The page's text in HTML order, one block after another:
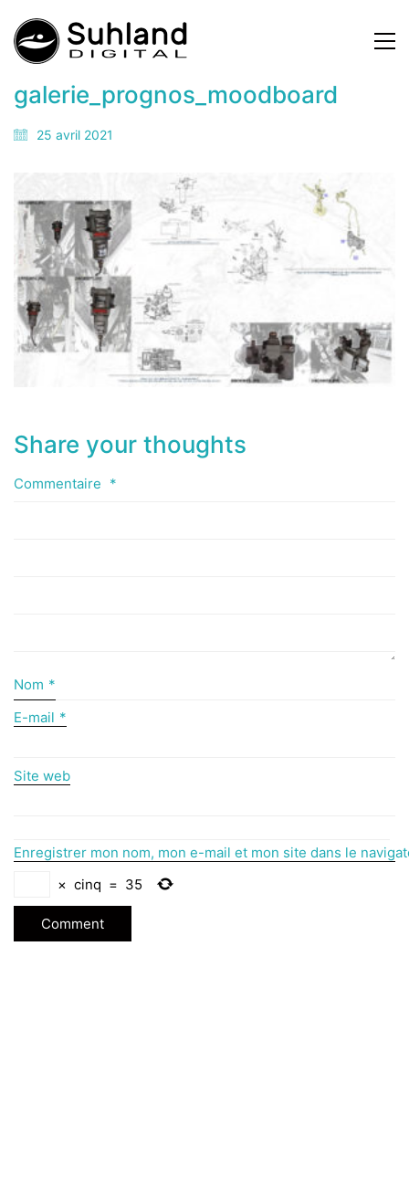
galerie_prognos_moodboard
25 avril 2021
Share your thoughts
Commentaire *
Nom *
E-mail *
Site web
Enregistrer mon nom, mon e-mail et mon site dans le
× cinq = 35